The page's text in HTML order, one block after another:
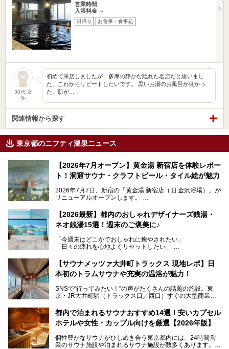
営業時間
入浴料金 ～
日帰り お食事・食事処
30代 女
性
初めて来店しましたが、多摩の静かな隠れた名店だと思いまし
た。これからリピートしたいです。 黒いお湯のお風呂が良かっ
た。肌が…
関連情報から探す
東京都のニフティ温泉ニュース
【2026年7月オープン】黄金湯 新宿店を体験レポー
ト！洞窟サウナ・クラフトビール・タイル絵が魅力
2026年7月7日、新宿の「黄金湯 新宿店（旧 金沢浴場）」が
リニューアルオープンします。
レトロでノスタルジックなタイル絵はそのまま、昔からここ
を知る地元の人にも、新しく足を運んでくれる人にも愛され
る、今の時代の"銭湯"として生まれ変わりました。洞窟のよ
ビアバーなど、新しく登場したスポットも併せて紹介しま
す。充実した設備があるのに、基本の入浴料が銭湯価格の5
【2026最新】都内のおしゃれデザイナーズ銭湯・
ネオ銭湯15選！週末のご褒美に♪
「今週末はどこかでおしゃれに癒やされたい」
「日々の疲れを心地よくリセットしたい」
となっている新しいスタイルの銭湯です。
最近、SNSやメディアで「デザイナーズ銭湯」や「ネオ銭
本記事では、そもそもこれらがどんな銭湯なのか、その気に
いおしゃれな名店15選を、おすすめの順番で一挙にご紹介
します。
【サウナメッツァ大井町トラックス 現地レポ】日
本初のトラムサウナや充実の温浴が魅力！
SNSで“行ってみたい！”の声がたくさんの話題の施設。東
京・JR大井町駅（トラックス口／西口）すぐの大型商業施
ツァ大井町トラックス」がニューオープン。施設の様子をレ
ポ―トします。
都内で泊まれるサウナおすすめ14選！安いカプセル
ホテルや女性・カップル向けを厳選【2026年版】
個性豊かなサウナがひしめき合う東京都内には、24時間営
業のサウナ施設や泊まれるサウナ施設が数多くあります。